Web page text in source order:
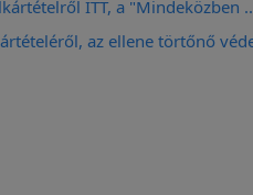
ITT, a "Mindeközben
az ellene törtőnő